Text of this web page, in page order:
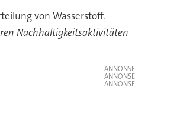
von Wasserstoff.
Nachhaltigkeitsaktivitäten